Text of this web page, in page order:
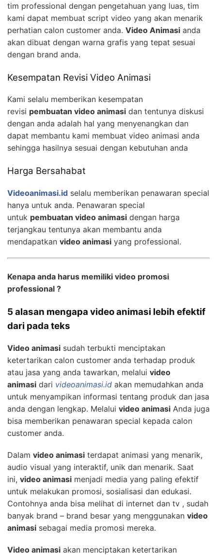
tim professional dengan pengetahuan yang luas, tim
kami dapat membuat script video yang akan menarik
perhatian calon customer anda. Video Animasi anda
akan dibuat dengan warna grafis yang tepat sesuai
dengan brand anda.
Kesempatan Revisi Video Animasi
Kami selalu memberikan kesempatan
revisi pembuatan video animasi dan tentunya diskusi
dengan anda adalah hal yang menyenangkan dan
dapat membantu kami membuat video animasi anda
sehingga hasilnya sesuai dengan kebutuhan anda
Harga Bersahabat
Videoanimasi.id selalu memberikan penawaran special
hanya untuk anda. Penawaran special
untuk pembuatan video animasi dengan harga
terjangkau tentunya akan membantu anda
mendapatkan video animasi yang professional.
Kenapa anda harus memiliki video promosi
professional ?
5 alasan mengapa video animasi lebih efektif
dari pada teks
Video animasi sudah terbukti menciptakan
ketertarikan calon customer anda terhadap produk
atau jasa yang anda tawarkan, melalui video
animasi dari videoanimasi.id akan memudahkan anda
untuk menyampikan informasi tentang produk dan jasa
anda dengan lengkap. Melalui video animasi Anda juga
bisa memberikan penawaran special kepada calon
customer anda.
Dalam video animasi terdapat animasi yang menarik,
audio visual yang interaktif, unik dan menarik. Saat
ini, video animasi menjadi media yang paling efektif
untuk melakukan promosi, sosialisasi dan edukasi.
Contohnya anda bisa melihat di internet dan tv , sudah
banyak brand – brand besar yang menggunakan video
animasi sebagai media promosi mereka.
Video animasi akan menciptakan ketertarikan